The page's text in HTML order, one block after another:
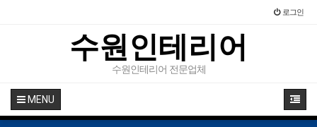
로그인
수원인테리어
수원인테리어 전문업체
MENU